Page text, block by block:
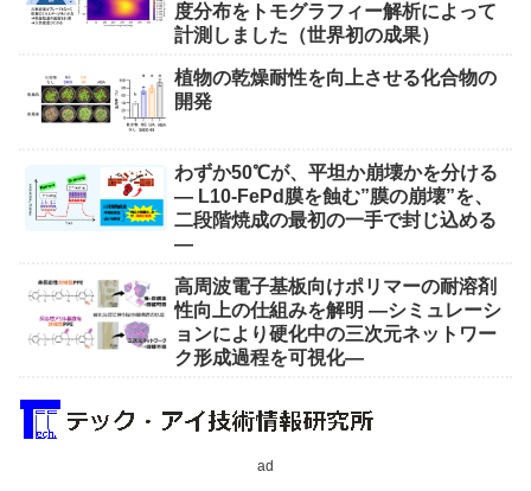
度分布をトモグラフィー解析によって
計測しました（世界初の成果）
植物の乾燥耐性を向上させる化合物の
開発
わずか50℃が、平坦か崩壊かを分ける
― L10-FePd膜を蝕む”膜の崩壊”を、
二段階焼成の最初の一手で封じ込める
―
高周波電子基板向けポリマーの耐溶剤
性向上の仕組みを解明 ―シミュレーシ
ョンにより硬化中の三次元ネットワー
ク形成過程を可視化―
ad